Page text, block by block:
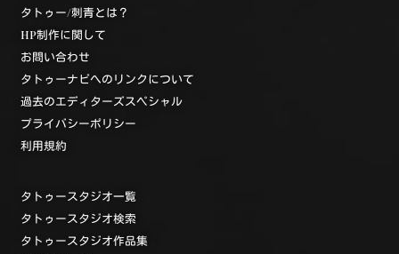
タトゥー/刺青とは？
HP制作に関して
お問い合わせ
タトゥーナビへのリンクについて
過去のエディターズスペシャル
プライバシーポリシー
利用規約
タトゥースタジオ一覧
タトゥースタジオ検索
タトゥースタジオ作品集